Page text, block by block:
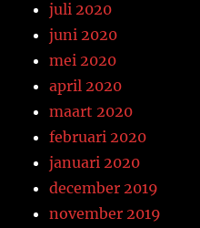
juli 2020
juni 2020
mei 2020
april 2020
maart 2020
februari 2020
januari 2020
december 2019
november 2019